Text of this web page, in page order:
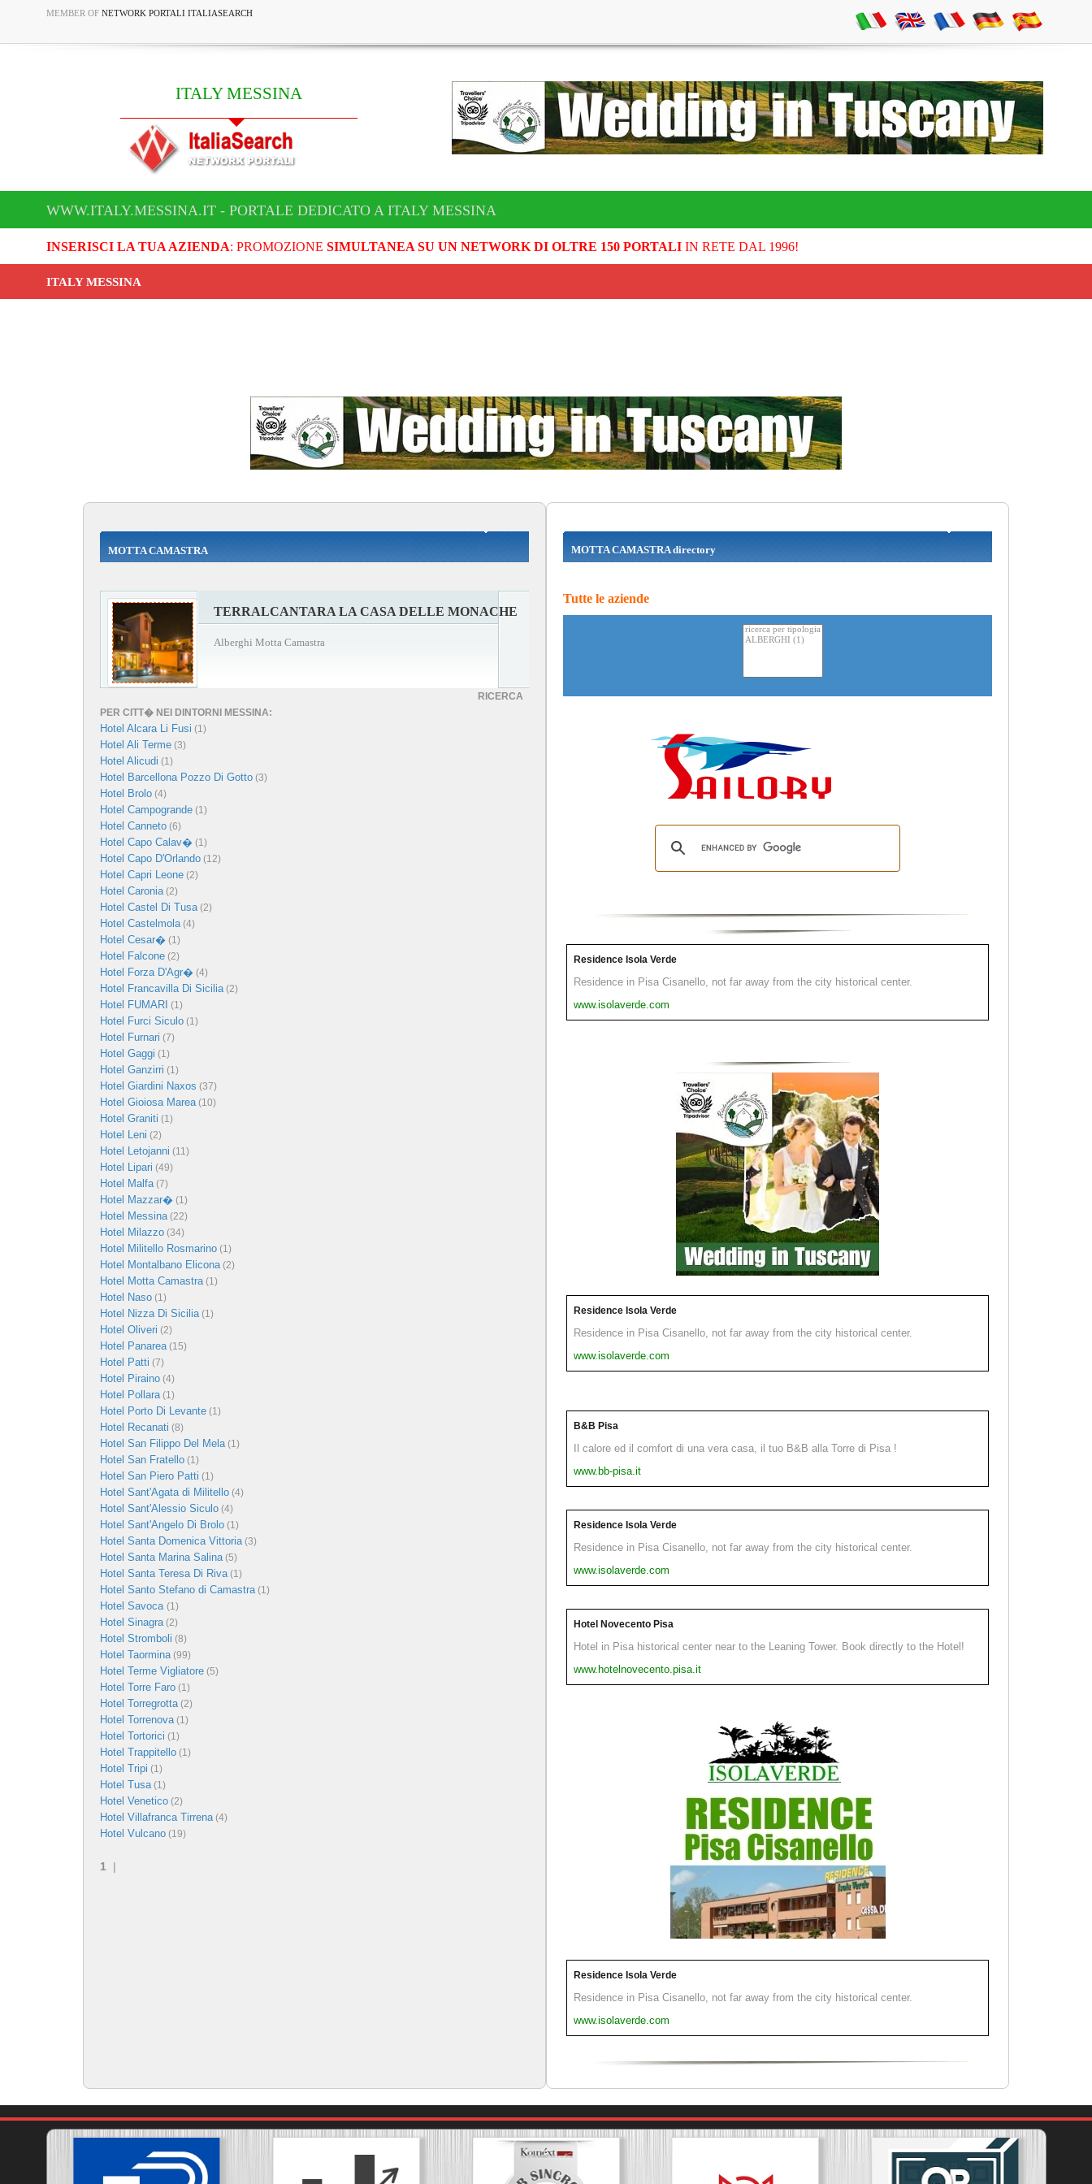
MEMBER OF NETWORK PORTALI ITALIASEARCH
ITALY MESSINA
WWW.ITALY.MESSINA.IT - PORTALE DEDICATO A ITALY MESSINA
INSERISCI LA TUA AZIENDA: PROMOZIONE SIMULTANEA SU UN NETWORK DI OLTRE 150 PORTALIIN RETE DAL 1996!
ITALY MESSINA
MOTTA CAMASTRA
TERRALCANTARA LA CASA DELLE MONACHE
Alberghi Motta Camastra
RICERCA
PER CITT� NEI DINTORNI MESSINA:
Hotel Alcara Li Fusi (1)
Hotel Ali Terme (3)
Hotel Alicudi (1)
Hotel Barcellona Pozzo Di Gotto (3)
Hotel Brolo (4)
Hotel Campogrande (1)
Hotel Canneto (6)
Hotel Capo Calav� (1)
Hotel Capo D'Orlando (12)
Hotel Capri Leone (2)
Hotel Caronia(2)
Hotel Castel Di Tusa(2)
Hotel Castelmola(4)
Hotel Cesar� (1)
Hotel Falcone (2)
Hotel Forza D'Agr� (4)
Hotel Francavilla Di Sicilia(2)
Hotel FUMARI (1)
Hotel Furci Siculo (1)
Hotel Furnari (7)
Hotel Gaggi (1)
Hotel Ganzirri (1)
Hotel Giardini Naxos (37)
Hotel Gioiosa Marea(10)
Hotel Graniti (1)
Hotel Leni (2)
Hotel Letojanni (11)
Hotel Lipari (49)
Hotel Malfa(7)
Hotel Mazzar� (1)
Hotel Messina(22)
Hotel Milazzo (34)
Hotel Militello Rosmarino (1)
Hotel Montalbano Elicona(2)
Hotel Motta Camastra(1)
Hotel Naso (1)
Hotel Nizza Di Sicilia(1)
Hotel Oliveri (2)
Hotel Panarea(15)
Hotel Patti (7)
Hotel Piraino (4)
Hotel Pollara(1)
Hotel Porto Di Levante (1)
Hotel Recanati (8)
Hotel San Filippo Del Mela(1)
Hotel San Fratello (1)
Hotel San Piero Patti (1)
Hotel Sant'Agata di Militello (4)
Hotel Sant'Alessio Siculo (4)
Hotel Sant'Angelo Di Brolo (1)
Hotel Santa Domenica Vittoria(3)
Hotel Santa Marina Salina(5)
Hotel Santa Teresa Di Riva(1)
Hotel Santo Stefano di Camastra(1)
Hotel Savoca (1)
Hotel Sinagra(2)
Hotel Stromboli (8)
Hotel Taormina(99)
Hotel Terme Vigliatore (5)
Hotel Torre Faro (1)
Hotel Torregrotta(2)
Hotel Torrenova(1)
Hotel Tortorici (1)
Hotel Trappitello (1)
Hotel Tripi (1)
Hotel Tusa(1)
Hotel Venetico (2)
Hotel Villafranca Tirrena(4)
Hotel Vulcano (19)
1 |
MOTTA CAMASTRA directory
Tutte le aziende
Residence Isola Verde
Residence in Pisa Cisanello, not far away from the city historical center.
www.isolaverde.com
Residence Isola Verde
Residence in Pisa Cisanello, not far away from the city historical center.
www.isolaverde.com
B&B Pisa
Il calore ed il comfort di una vera casa, il tuo B&B alla Torre di Pisa !
www.bb-pisa.it
Residence Isola Verde
Residence in Pisa Cisanello, not far away from the city historical center.
www.isolaverde.com
Hotel Novecento Pisa
Hotel in Pisa historical center near to the Leaning Tower. Book directly to the Hotel!
www.hotelnovecento.pisa.it
Residence Isola Verde
Residence in Pisa Cisanello, not far away from the city historical center.
www.isolaverde.com